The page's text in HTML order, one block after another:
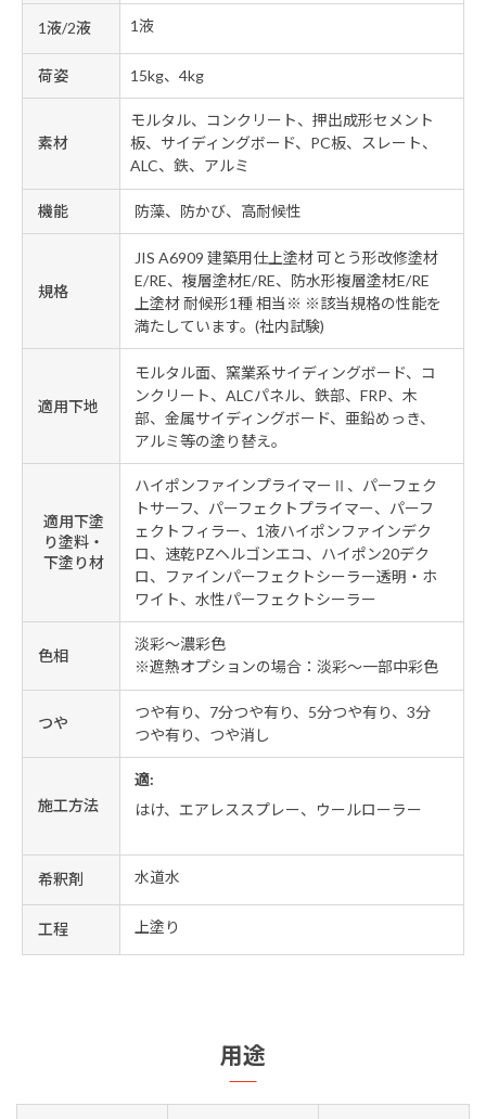
1液/2液 1液
荷姿 15kg、4kg
素材
モルタル、コンクリート、押出成形セメント
板、サイディングボード、PC板、スレート、
ALC、鉄、アルミ
機能 防藻、防かび、高耐候性
規格
JIS A6909 建築用仕上塗材 可とう形改修塗材
E/RE、複層塗材E/RE、防水形複層塗材E/RE
上塗材 耐候形1種 相当※ ※該当規格の性能を
満たしています。(社内試験)
適用下地
モルタル面、窯業系サイディングボード、コ
ンクリート、ALCパネル、鉄部、FRP、木
部、金属サイディングボード、亜鉛めっき、
アルミ等の塗り替え。
適用下塗
り塗料・
下塗り材
ハイポンファインプライマーⅡ、パーフェク
トサーフ、パーフェクトプライマー、パーフ
ェクトフィラー、1液ハイポンファインデク
ロ、速乾PZヘルゴンエコ、ハイポン20デク
ロ、ファインパーフェクトシーラー透明・ホ
ワイト、水性パーフェクトシーラー
色相
淡彩～濃彩色
※遮熱オプションの場合：淡彩～一部中彩色
つや
つや有り、7分つや有り、5分つや有り、3分
つや有り、つや消し
施工方法
適:
はけ、エアレススプレー、ウールローラー
希釈剤 水道水
工程 上塗り
用途